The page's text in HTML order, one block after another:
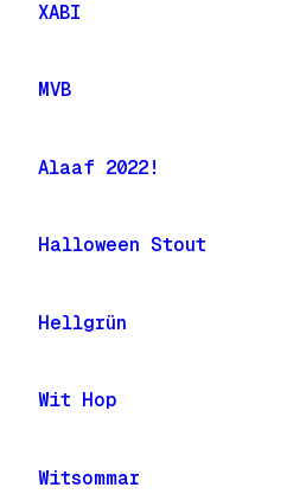
XABI
MVB
Alaaf 2022!
Halloween Stout
Hellgrün
Wit Hop
Witsommar